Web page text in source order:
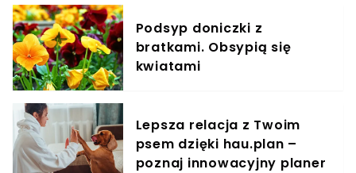
Podsyp doniczki z
bratkami. Obsypią się
kwiatami
Lepsza relacja z Twoim
psem dzięki hau.plan –
poznaj innowacyjny planer